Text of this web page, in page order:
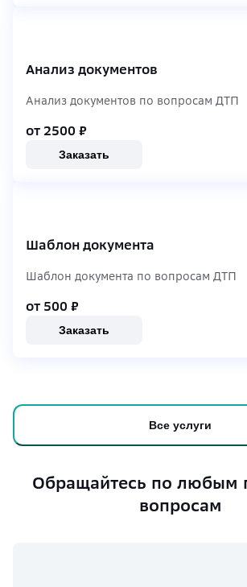
Анализ документов
Анализ документов по вопросам ДТП
от 2500 ₽
Заказать
Шаблон документа
Шаблон документа по вопросам ДТП
от 500 ₽
Заказать
Все услуги
Обращайтесь по любым
вопросам